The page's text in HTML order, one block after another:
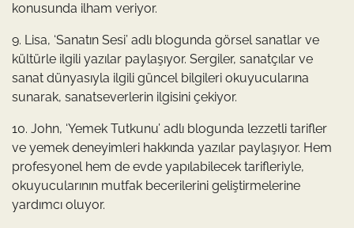
konusunda ilham veriyor.
9. Lisa, ‘Sanatın Sesi’ adlı blogunda görsel sanatlar ve
kültürle ilgili yazılar paylaşıyor. Sergiler, sanatçılar ve
sanat dünyasıyla ilgili güncel bilgileri okuyucularına
sunarak, sanatseverlerin ilgisini çekiyor.
10. John, ‘Yemek Tutkunu’ adlı blogunda lezzetli tarifler
ve yemek deneyimleri hakkında yazılar paylaşıyor. Hem
profesyonel hem de evde yapılabilecek tarifleriyle,
okuyucularının mutfak becerilerini geliştirmelerine
yardımcı oluyor.